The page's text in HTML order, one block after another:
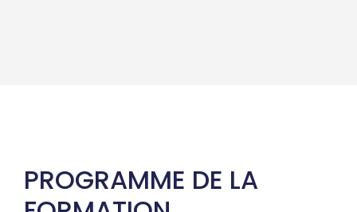
PROGRAMME DE LA